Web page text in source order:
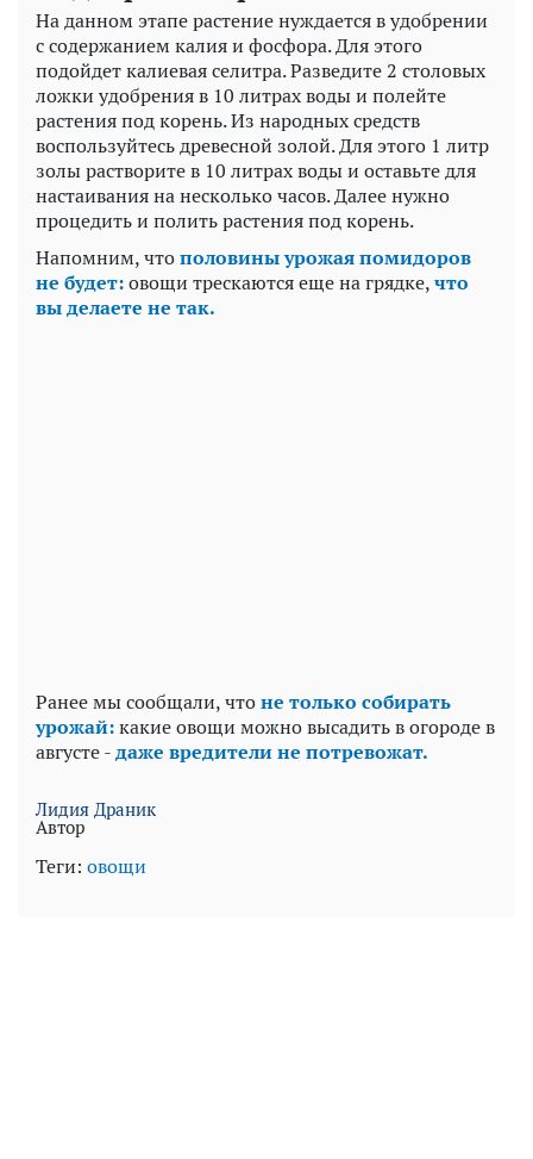
На данном этапе растение нуждается в удобрении
с содержанием калия и фосфора. Для этого
подойдет калиевая селитра. Разведите 2 столовых
ложки удобрения в 10 литрах воды и полейте
растения под корень. Из народных средств
воспользуйтесь древесной золой. Для этого 1 литр
золы растворите в 10 литрах воды и оставьте для
настаивания на несколько часов. Далее нужно
процедить и полить растения под корень.
Напомним, чтополовины урожая помидоров
не будет:овощи трескаются еще на грядке,что
вы делаете не так.
Ранее мы сообщали, чтоне только собирать
урожай:какие овощи можно высадить в огороде в
августе -даже вредители не потревожат.
Лидия Драник
Автор
Теги: овощи